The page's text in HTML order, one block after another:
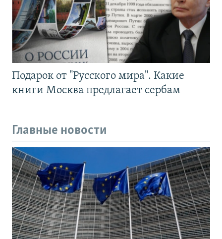
Подарок от "Русского мира". Какие
книги Москва предлагает сербам
Главные новости